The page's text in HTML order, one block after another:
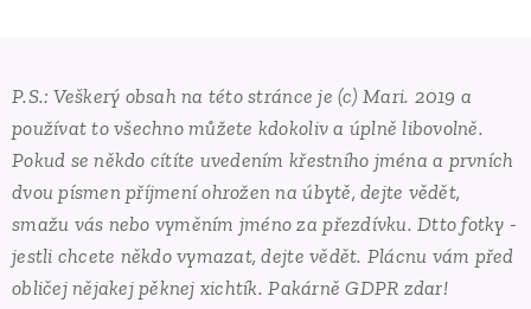
P.S.: Veškerý obsah na této stránce je (c) Mari. 2019 a
používat to všechno můžete kdokoliv a úplně libovolně.
Pokud se někdo cítíte uvedením křestního jména a prvních
dvou písmen příjmení ohrožen na úbytě, dejte vědět,
smažu vás nebo vyměním jméno za přezdívku. Dtto fotky -
jestli chcete někdo vymazat, dejte vědět. Plácnu vám před
obličej nějakej pěknej xichtík. Pakárně GDPR zdar!